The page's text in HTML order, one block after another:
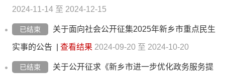
2024-11-14 至 2024-12-15
已结束 关于面向社会公开征集2025年新乡市重点民生
实事的公告 查看结果 2024-09-20 至 2024-10-20
已结束 关于公开征求《新乡市进一步优化政务服务提